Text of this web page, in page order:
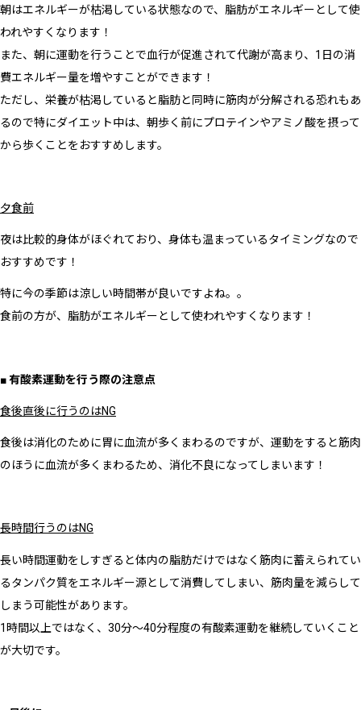
朝はエネルギーが枯渇している状態なので、脂肪がエネルギーとして使
われやすくなります！
また、朝に運動を行うことで血行が促進されて代謝が高まり、1日の消
費エネルギー量を増やすことができます！
ただし、栄養が枯渇していると脂肪と同時に筋肉が分解される恐れもあ
るので特にダイエット中は、朝歩く前にプロテインやアミノ酸を摂って
から歩くことをおすすめします。
夕食前
夜は比較的身体がほぐれており、身体も温まっているタイミングなので
おすすめです！
特に今の季節は涼しい時間帯が良いですよね。。
食前の方が、脂肪がエネルギーとして使われやすくなります！
■ 有酸素運動を行う際の注意点
食後直後に行うのはNG
食後は消化のために胃に血流が多くまわるのですが、運動をすると筋肉
のほうに血流が多くまわるため、消化不良になってしまいます！
長時間行うのはNG
長い時間運動をしすぎると体内の脂肪だけではなく筋肉に蓄えられてい
るタンパク質をエネルギー源として消費してしまい、筋肉量を減らして
しまう可能性があります。
1時間以上ではなく、30分〜40分程度の有酸素運動を継続していくこと
が大切です。